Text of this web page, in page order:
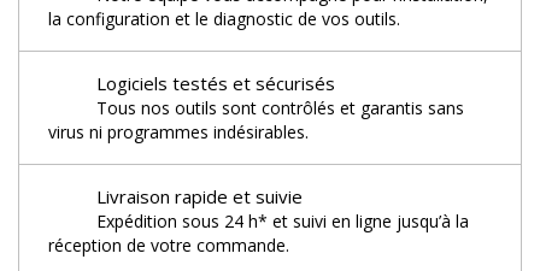
la configuration et le diagnostic de vos outils.
Logiciels testés et sécurisés
Tous nos outils sont contrôlés et garantis sans
virus ni programmes indésirables.
Livraison rapide et suivie
Expédition sous 24 h* et suivi en ligne jusqu’à la
réception de votre commande.